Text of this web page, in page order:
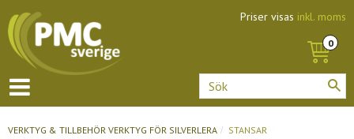
Priser visas inkl. moms
VERKTYG & TILLBEHÖR VERKTYG FÖR SILVERLERA STANSAR